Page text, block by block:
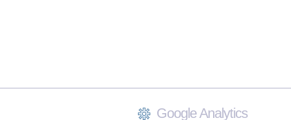
Google Analytics